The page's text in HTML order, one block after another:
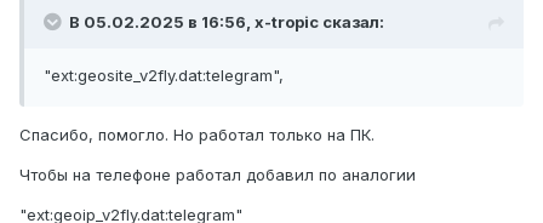
В 05.02.2025 в 16:56, x-tropic сказал:
"ext:geosite_v2fly.dat:telegram",
Спасибо, помогло. Но работал только на ПК.
Чтобы на телефоне работал добавил по аналогии
"ext:geoip_v2fly.dat:telegram"